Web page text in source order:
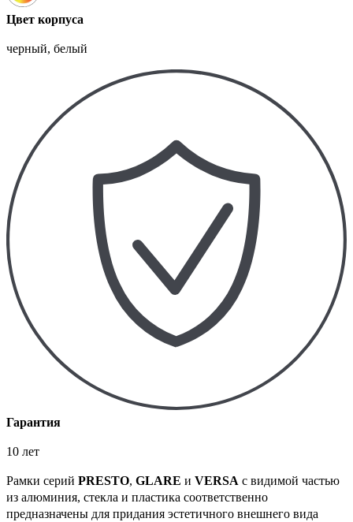
Цвет корпуса
черный, белый
Гарантия
10 лет
Рамки серий PRESTO, GLARE и VERSA с видимой частью
из алюминия, стекла и пластика соответственно
предназначены для придания эстетичного внешнего вида